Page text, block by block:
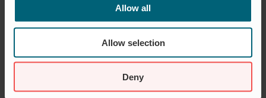
Allow all
Allow selection
Deny
HAUSHALT
Sie sollen sich zu Hause nie mit
einem überfluteten Keller oder
Gerüchen aus den Abflussrohren
herumärgern müssen. Wir bieten